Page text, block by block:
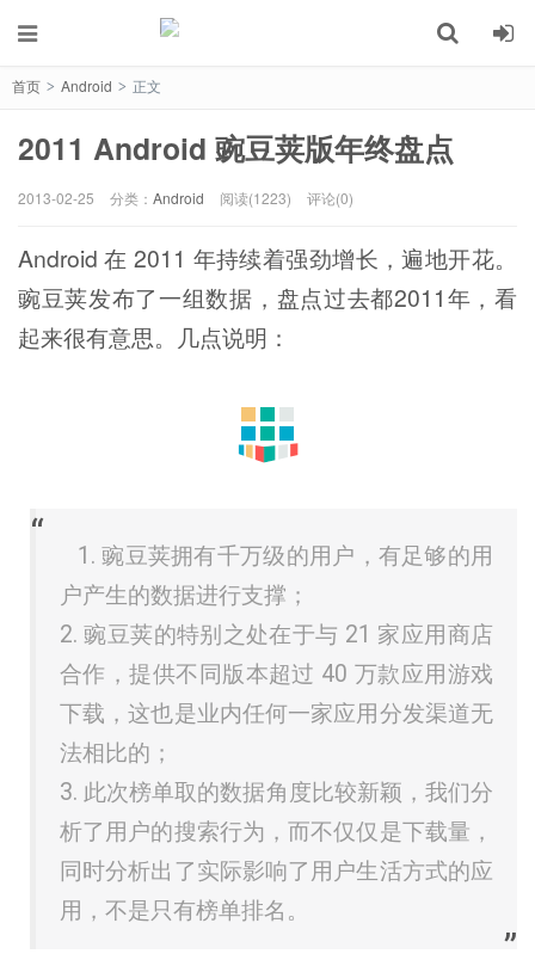
首页 > Android > 正文
2011 Android 豌豆荚版年终盘点
2013-02-25 分类： Android 阅读(1223) 评论(0)
Android 在 2011 年持续着强劲增长，遍地开花。
豌豆荚发布了一组数据，盘点过去都2011年，看
起来很有意思。几点说明：
1. 豌豆荚拥有千万级的用户，有足够的用
户产生的数据进行支撑；
2. 豌豆荚的特别之处在于与 21 家应用商店
合作，提供不同版本超过 40 万款应用游戏
下载，这也是业内任何一家应用分发渠道无
法相比的；
3. 此次榜单取的数据角度比较新颖，我们分
析了用户的搜索行为，而不仅仅是下载量，
同时分析出了实际影响了用户生活方式的应
用，不是只有榜单排名。